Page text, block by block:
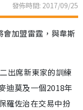
發佈時間: 2017/09/25
加盟雷霆，與韋斯
出席新東家的訓練
迪莫及一個2018年
羅佐治在交易中扮